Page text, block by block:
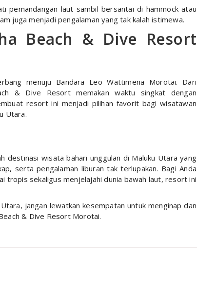
pemandangan laut sambil bersantai di hammock atau
juga menjadi pengalaman yang tak kalah istimewa.
Beach & Dive Resort
menuju Bandara Leo Wattimena Morotai. Dari
& Dive Resort memakan waktu singkat dengan
resort ini menjadi pilihan favorit bagi wisatawan
Utara.
destinasi wisata bahari unggulan di Maluku Utara yang
serta pengalaman liburan tak terlupakan. Bagi Anda
tropis sekaligus menjelajahi dunia bawah laut, resort ini
jangan lewatkan kesempatan untuk menginap dan
& Dive Resort Morotai.